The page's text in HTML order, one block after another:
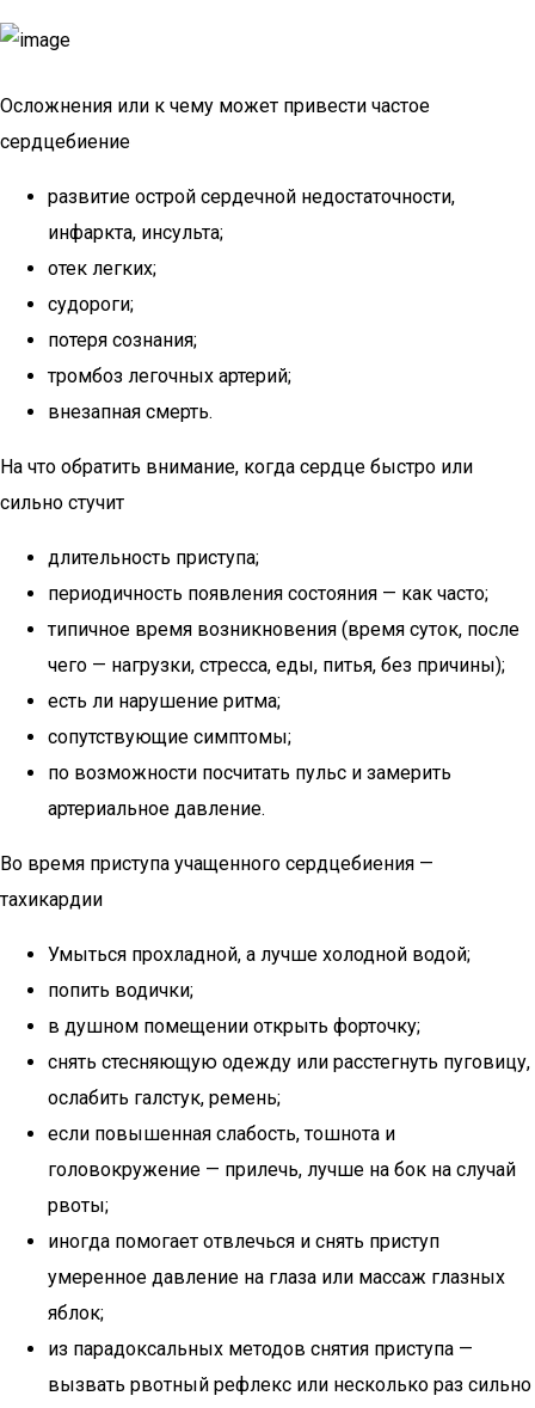
Осложнения или к чему может привести частое
сердцебиение
развитие острой сердечной недостаточности,
инфаркта, инсульта;
отек легких;
судороги;
потеря сознания;
тромбоз легочных артерий;
внезапная смерть.
На что обратить внимание, когда сердце быстро или
сильно стучит
длительность приступа;
периодичность появления состояния — как часто;
типичное время возникновения (время суток, после
чего — нагрузки, стресса, еды, питья, без причины);
есть ли нарушение ритма;
сопутствующие симптомы;
по возможности посчитать пульс и замерить
артериальное давление.
Во время приступа учащенного сердцебиения —
тахикардии
Умыться прохладной, а лучше холодной водой;
попить водички;
в душном помещении открыть форточку;
снять стесняющую одежду или расстегнуть пуговицу,
ослабить галстук, ремень;
если повышенная слабость, тошнота и
головокружение — прилечь, лучше на бок на случай
рвоты;
иногда помогает отвлечься и снять приступ
умеренное давление на глаза или массаж глазных
яблок;
из парадоксальных методов снятия приступа —
вызвать рвотный рефлекс или несколько раз сильно